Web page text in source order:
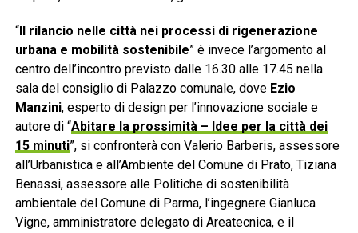
“Il rilancio nelle città nei processi di rigenerazione
urbana e mobilità sostenibile” è invece l’argomento al
centro dell’incontro previsto dalle 16.30 alle 17.45 nella
sala del consiglio di Palazzo comunale, dove Ezio
Manzini, esperto di design per l’innovazione sociale e
autore di “Abitare la prossimità – Idee per la città dei
15 minuti”, si confronterà con Valerio Barberis, assessore
all’Urbanistica e all’Ambiente del Comune di Prato, Tiziana
Benassi, assessore alle Politiche di sostenibilità
ambientale del Comune di Parma, l’ingegnere Gianluca
Vigne, amministratore delegato di Areatecnica, e il